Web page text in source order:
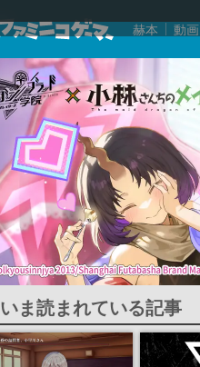
赫本 動画
いま読まれている記事